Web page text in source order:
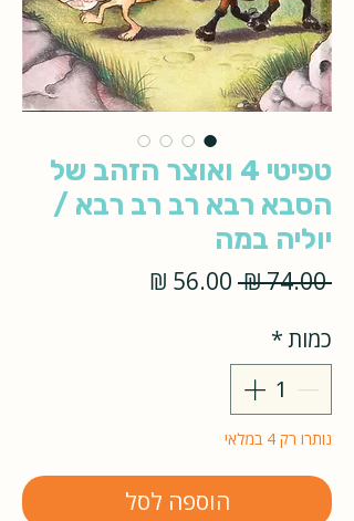
טפיטי 4 ואוצר הזהב של
הסבא רבא רב רב רבא /
יוליה במה
‏74.00 ‏₪
מחיר
כמות*
נותרו רק 4 במלאי
הוספה לסל